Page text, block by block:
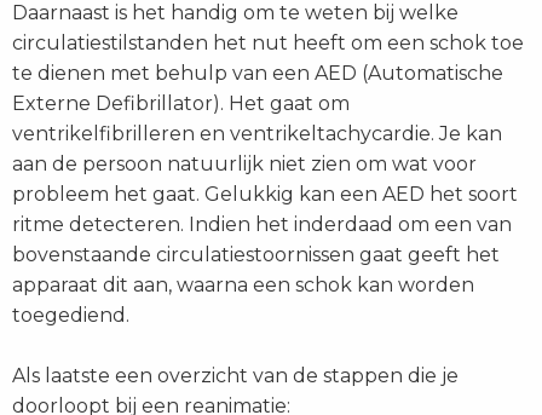
Daarnaast is het handig om te weten bij welke
circulatiestilstanden het nut heeft om een schok toe
te dienen met behulp van een AED (Automatische
Externe Defibrillator). Het gaat om
ventrikelfibrilleren en ventrikeltachycardie. Je kan
aan de persoon natuurlijk niet zien om wat voor
probleem het gaat. Gelukkig kan een AED het soort
ritme detecteren. Indien het inderdaad om een van
bovenstaande circulatiestoornissen gaat geeft het
apparaat dit aan, waarna een schok kan worden
toegediend.
Als laatste een overzicht van de stappen die je
doorloopt bij een reanimatie: